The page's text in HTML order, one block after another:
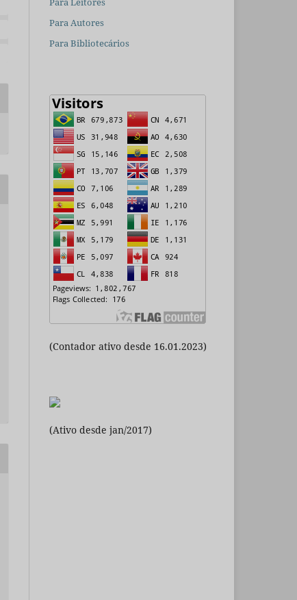
Para Autores
Para Bibliotecários
(Contador ativo desde 16.01.2023)
(Ativo desde jan/2017)